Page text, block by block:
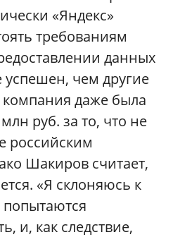
«Яндекс»
требованиям
данных
успешен, чем другие
даже была
руб. за то, что не
российским
Шакиров считает,
«Я склоняюсь к
попытаются
и, как следствие,